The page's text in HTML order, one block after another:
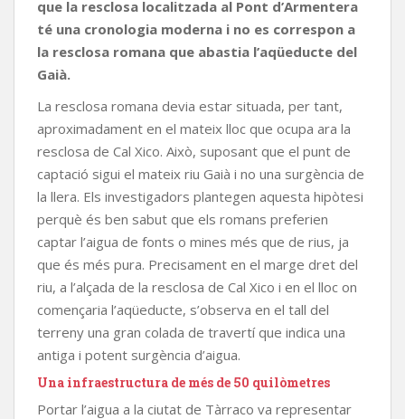
que la resclosa localitzada al Pont d’Armentera
té una cronologia moderna i no es correspon a
la resclosa romana que abastia l’aqüeducte del
Gaià.
La resclosa romana devia estar situada, per tant,
aproximadament en el mateix lloc que ocupa ara la
resclosa de Cal Xico. Això, suposant que el punt de
captació sigui el mateix riu Gaià i no una surgència de
la llera. Els investigadors plantegen aquesta hipòtesi
perquè és ben sabut que els romans preferien
captar l’aigua de fonts o mines més que de rius, ja
que és més pura. Precisament en el marge dret del
riu, a l’alçada de la resclosa de Cal Xico i en el lloc on
començaria l’aqüeducte, s’observa en el tall del
terreny una gran colada de travertí que indica una
antiga i potent surgència d’aigua.
Una infraestructura de més de 50 quilòmetres
Portar l’aigua a la ciutat de Tàrraco va representar